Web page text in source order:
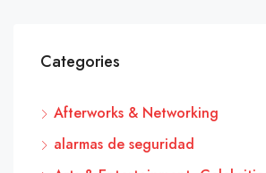
Categories
Afterworks & Networking
alarmas de seguridad